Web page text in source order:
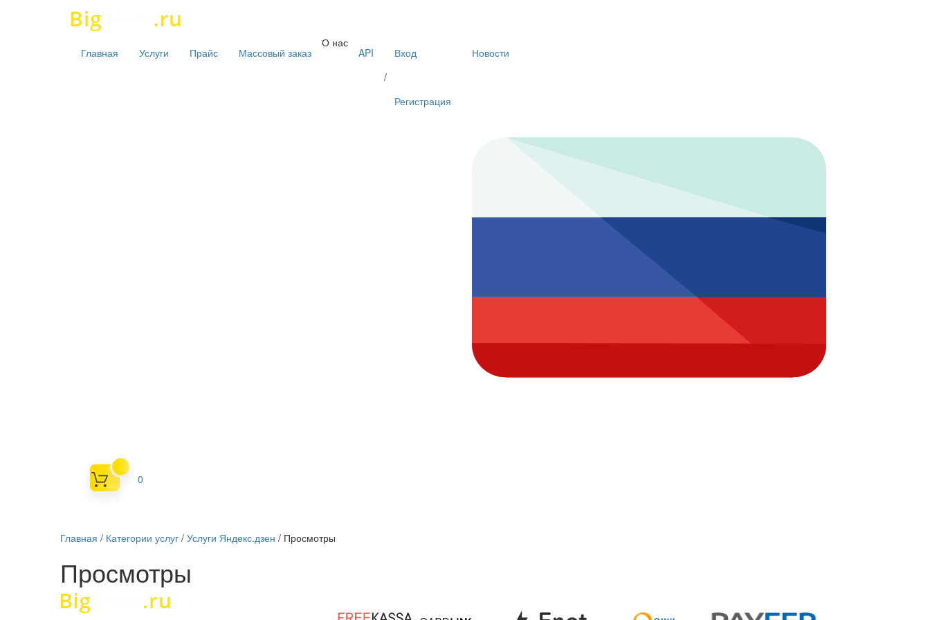
Главная Услуги Прайс Массовый заказ
О нас
API
Вход
/
Регистрация
Новости
0
Главная / Категории услуг / Услуги Яндекс.дзен / Просмотры
Просмотры